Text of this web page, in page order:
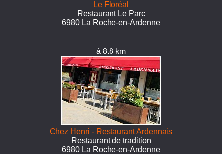
Le Floréal
Restaurant Le Parc
6980 La Roche-en-Ardenne
à 8.8 km
Chez Henri - Restaurant Ardennais
Restaurant de tradition
6980 La Roche-en-Ardenne